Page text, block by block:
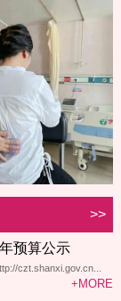
>>
预算公示
czt.shanxi.gov.cn...
+MORE